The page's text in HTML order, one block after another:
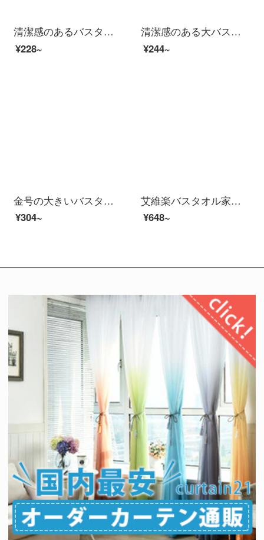
清潔感のあるバスタオル男性純綿成人男女家庭用吸水速乾軟新疆長綿包巾ホテル大浴タオルW 0599深蘭（A類標準/柔らかくて厚い/強い吸水）
¥228~
清潔感のある大バスタオルです。非純綿の吸水速乾厚を高め、男女のタオル450 gの浅花灰（80*150 cm）-厚いお金を加えます。
¥244~
金号の大きいバスタオルの純綿の女性の柔らかい吸水性風呂は速くて乾かないで毛の漫画のかわいい大人のタオルの薄いタイプの家庭用の3271赤色の1条を落としません。
¥304~
艾維楽バスタオル家庭用の女性はサンゴの絨毯を巻いて吸水速度が乾いてしまいます。タオル学生寮のバススカートの二点セットのピンクの綿花の平均サイズ（85*150 CM）
¥648~